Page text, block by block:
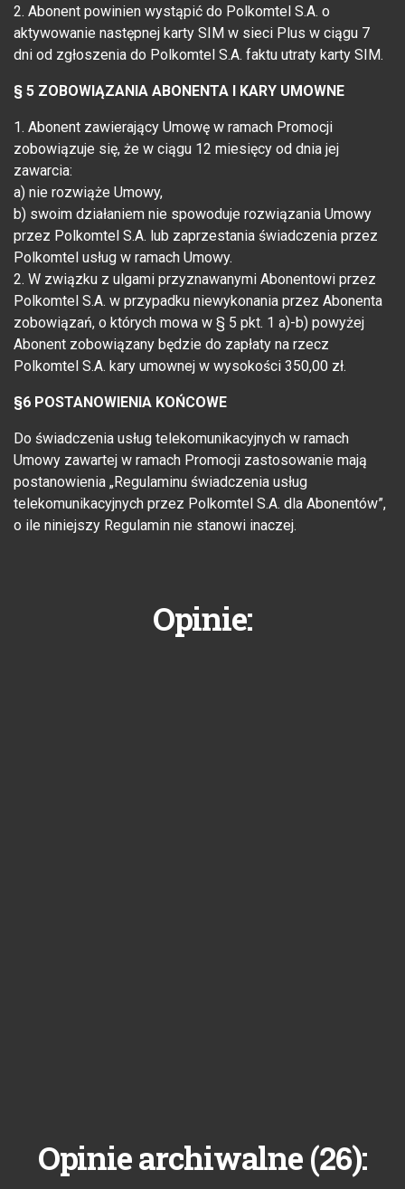
2. Abonent powinien wystąpić do Polkomtel S.A. o
aktywowanie następnej karty SIM w sieci Plus w ciągu 7
dni od zgłoszenia do Polkomtel S.A. faktu utraty karty SIM.
§ 5 ZOBOWIĄZANIA ABONENTA I KARY UMOWNE
1. Abonent zawierający Umowę w ramach Promocji
zobowiązuje się, że w ciągu 12 miesięcy od dnia jej
zawarcia:
a) nie rozwiąże Umowy,
b) swoim działaniem nie spowoduje rozwiązania Umowy
przez Polkomtel S.A. lub zaprzestania świadczenia przez
Polkomtel usług w ramach Umowy.
2. W związku z ulgami przyznawanymi Abonentowi przez
Polkomtel S.A. w przypadku niewykonania przez Abonenta
zobowiązań, o których mowa w § 5 pkt. 1 a)-b) powyżej
Abonent zobowiązany będzie do zapłaty na rzecz
Polkomtel S.A. kary umownej w wysokości 350,00 zł.
§6 POSTANOWIENIA KOŃCOWE
Do świadczenia usług telekomunikacyjnych w ramach
Umowy zawartej w ramach Promocji zastosowanie mają
postanowienia „Regulaminu świadczenia usług
telekomunikacyjnych przez Polkomtel S.A. dla Abonentów”,
o ile niniejszy Regulamin nie stanowi inaczej.
Opinie:
Opinie archiwalne (26):